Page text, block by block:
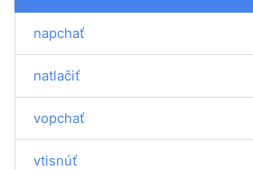
napchať
natlačiť
vopchať
vtisnúť